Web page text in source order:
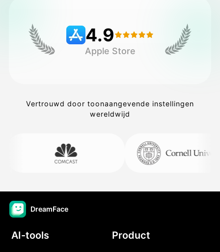
4.9
Apple Store
Vertrouwd door toonaangevende instellingen
wereldwijd
DreamFace
AI-tools Product